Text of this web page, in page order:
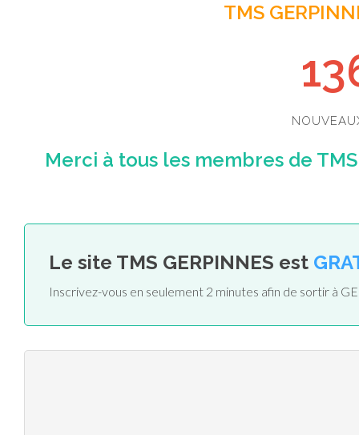
TMS
Merci à tous les membres de
Le site TMS GERPINNES est
Inscrivez-vous en seulement 2 minutes afin de sortir à